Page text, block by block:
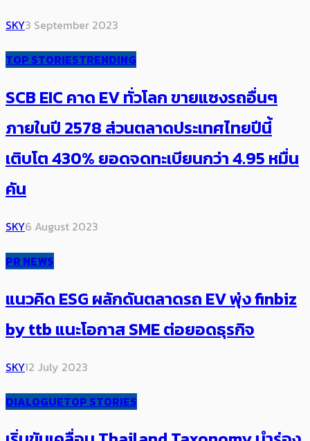
SKY3 September 2023
TOP STORIESTRENDING
SCB EIC คาด EV ทั่วโลก ขายแซงรถอื่นๆ
ภายในปี 2578 ส่วนตลาดประเทศไทยปีนี้
เติบโต 430% ยอดจดทะเบียนกว่า 4.95 หมื่น
คัน
SKY6 August 2023
PR NEWS
แนวคิด ESG ผลักดันตลาดรถ EV พุ่ง finbiz
by ttb แนะโอกาส SME ต่อยอดธุรกิจ
SKY12 July 2023
DIALOGUETOP STORIES